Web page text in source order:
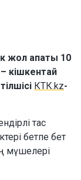
жол апаты 10
кішкентай
тілшісі КТК.kz-
тас
бетпе бет
мүшелері